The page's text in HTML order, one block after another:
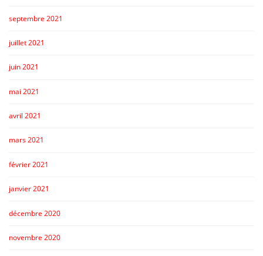
septembre 2021
juillet 2021
juin 2021
mai 2021
avril 2021
mars 2021
février 2021
janvier 2021
décembre 2020
novembre 2020